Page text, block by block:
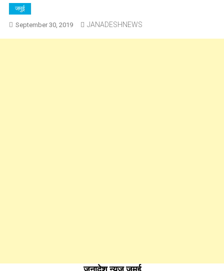
जमुई
September 30, 2019 JANADESHNEWS